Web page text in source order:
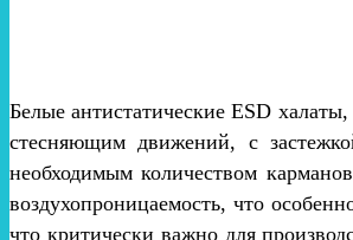
Белые антистатические ESD
стесняющим движений, с
необходимым количеством
воздухопроницаемость, что
что критически важно для